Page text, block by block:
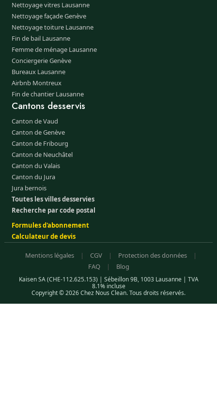
Nettoyage vitres Lausanne
Nettoyage façade Genève
Nettoyage toiture Lausanne
Fin de bail Lausanne
Femme de ménage Lausanne
Conciergerie Genève
Bureaux Lausanne
Airbnb Montreux
Fin de chantier Lausanne
Cantons desservis
Canton de Vaud
Canton de Genève
Canton de Fribourg
Canton de Neuchâtel
Canton du Valais
Canton du Jura
Jura bernois
Toutes les villes desservies
Recherche par code postal
Formules d'abonnement
Calculateur de devis
Mentions légales | CGV | Protection des données
|
FAQ
| Blog
Kaisen SA (CHE-112.625.153) | Sébeillon 9B, 1003 Lausanne | TVA
8.1% incluse
Copyright © 2026 Chez Nous Clean. Tous droits réservés.